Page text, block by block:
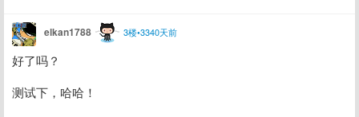
elkan1788 3楼•3340天前
好了吗？
测试下，哈哈！